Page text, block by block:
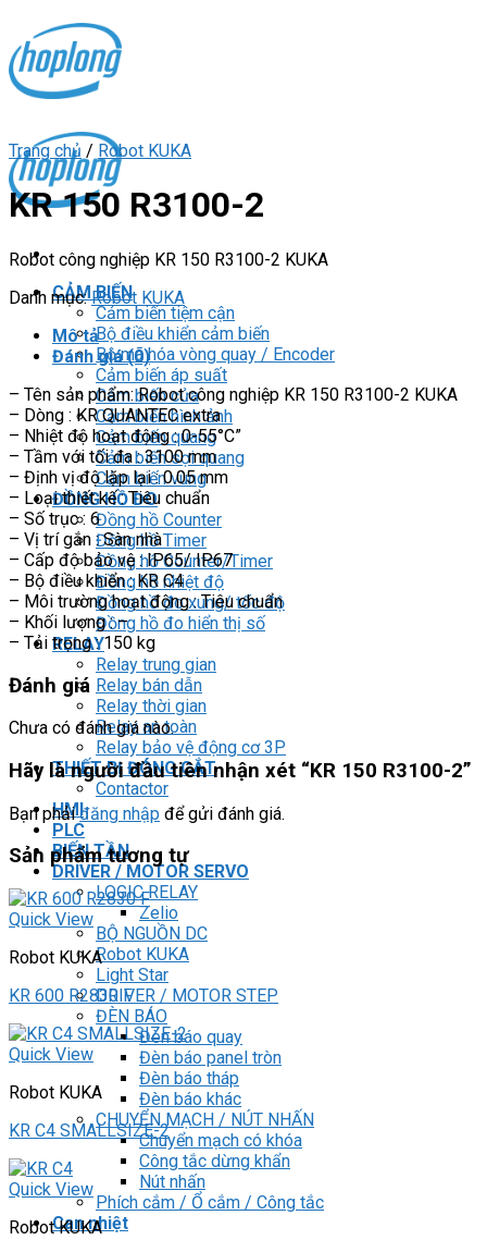
content
CẢM BIẾN
Cảm biến tiệm cận
Bộ điều khiển cảm biến
Bộ mã hóa vòng quay / Encoder
Cảm biến áp suất
Cảm biến cửa
Cảm biến hình ảnh
Cảm biến quang
Cảm biến sợi quang
Cảm biến vùng
ĐỒNG HỒ ĐO
Đồng hồ Counter
Đồng hồ Timer
Đồng hồ Counter/Timer
Đồng hồ nhiệt độ
Đồng hồ đo xung/ tốc độ
Đồng hồ đo hiển thị số
RELAY
Relay trung gian
Relay bán dẫn
Relay thời gian
Relay an toàn
Relay bảo vệ động cơ 3P
THIẾT BỊ ĐÓNG CẮT
Contactor
HMI
PLC
BIẾN TẦN
DRIVER / MOTOR SERVO
LOGIC RELAY
Zelio
BỘ NGUỒN DC
Robot KUKA
Light Star
DRIVER / MOTOR STEP
ĐÈN BÁO
Đèn báo quay
Đèn báo panel tròn
Đèn báo tháp
Đèn báo khác
CHUYỂN MẠCH / NÚT NHẤN
Chuyển mạch có khóa
Công tắc dừng khẩn
Nút nhấn
Phích cắm / Ổ cắm / Công tắc
Can nhiệt
Trang chủ / Robot KUKA
KR 150 R3100-2
Robot công nghiệp KR 150 R3100-2 KUKA
Danh mục:Robot KUKA
Mô tả
Đánh giá (0)
– Tên sản phẩm: Robot công nghiệp KR 150 R3100-2 KUKA
– Dòng : KR QUANTEC extra
– Nhiệt độ hoạt động : 0-55°C”
– Tầm với tối đa : 3100 mm
– Định vị độ lặp lại : 0.05 mm
– Loại thiết kế : Tiêu chuẩn
– Số trục : 6
– Vị trí gắn : Sàn nhà
– Cấp độ bảo vệ : IP65/ IP67
– Bộ điều khiển : KR C4
– Môi trường hoạt động : Tiêu chuẩn
– Khối lượng : –
– Tải trọng : 150 kg
Đánh giá
Chưa có đánh giá nào.
Hãy là người đầu tiên nhận xét “KR 150 R3100-2”
Bạn phảiđăng nhập để gửi đánh giá.
Sản phẩm tương tự
Quick View
Robot KUKA
KR 600 R2830 F
Quick View
Robot KUKA
KR C4 SMALLSIZE-2
Quick View
Robot KUKA